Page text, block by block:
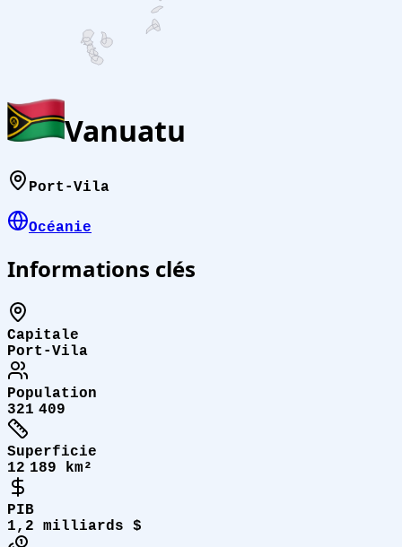
Vanuatu
Port-Vila
Océanie
Informations clés
Capitale
Port-Vila
Population
321 409
Superficie
12 189 km²
PIB
1,2 milliards $